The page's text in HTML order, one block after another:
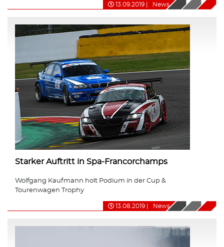
13.09.2019 News
Starker Auftritt in Spa-Francorchamps
Wolfgang Kaufmann holt Podium in der Cup &
Tourenwagen Trophy
13.08.2019 News